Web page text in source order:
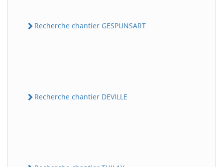
Recherche chantier GESPUNSART
Recherche chantier DEVILLE